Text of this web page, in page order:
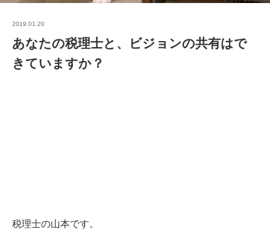
2019.01.20
あなたの税理士と、ビジョンの共有はで
きていますか？
税理士の山本です。